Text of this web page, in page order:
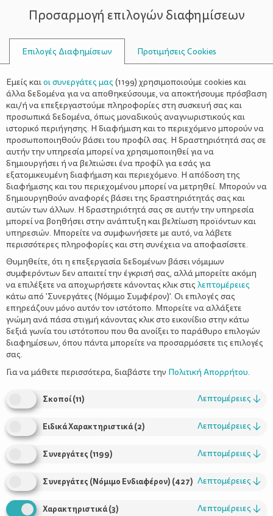
ΣΥΜΒΟΥΛΟΙ
ΨΥΧΟΛΟΓΊΑ
Γονείς πρόωρων βρεφών: Πώς
ενισχύεται ο δεσμός με το μωρό στη
Μονάδα Εντατικής Νοσηλείας;
Προσαρμογή επιλογών διαφημίσεων
Επιλογές Διαφημίσεων Προτιμήσεις Cookies
Εμείς καιοι συνεργάτες μας (1199) χρησιμοποιούμε cookies και
άλλα δεδομένα για να αποθηκεύσουμε, να αποκτήσουμε πρόσβαση
και/ή να επεξεργαστούμε πληροφορίες στη συσκευή σας και
προσωπικά δεδομένα, όπως μοναδικούς αναγνωριστικούς και
ιστορικό περιήγησης. Η διαφήμιση και το περιεχόμενο μπορούν να
προσωποποιηθούν βάσει του προφίλ σας. Η δραστηριότητά σας σε
αυτήν την υπηρεσία μπορεί να χρησιμοποιηθεί για να
δημιουργήσει ή να βελτιώσει ένα προφίλ για εσάς για
εξατομικευμένη διαφήμιση και περιεχόμενο. Η απόδοση της
διαφήμισης και του περιεχομένου μπορεί να μετρηθεί. Μπορούν να
δημιουργηθούν αναφορές βάσει της δραστηριότητάς σας και
αυτών των άλλων. Η δραστηριότητά σας σε αυτήν την υπηρεσία
μπορεί να βοηθήσει στην ανάπτυξη και βελτίωση προϊόντων και
υπηρεσιών. Μπορείτε να συμφωνήσετε με αυτό, να λάβετε
περισσότερες πληροφορίες και στη συνέχεια να αποφασίσετε.
Θυμηθείτε, ότι η επεξεργασία δεδομένων βάσει νόμιμων
συμφερόντων δεν απαιτεί την έγκρισή σας, αλλά μπορείτε ακόμη
να επιλέξετε να αποχωρήσετε κάνοντας κλικ στις λεπτομέρειες
κάτω από 'Συνεργάτες (Νόμιμο Συμφέρον)'. Οι επιλογές σας
επηρεάζουν μόνο αυτόν τον ιστότοπο. Μπορείτε να αλλάξετε
γνώμη ανά πάσα στιγμή κάνοντας κλικ στο εικονίδιο στην κάτω
δεξιά γωνία του ιστότοπου που θα ανοίξει το παράθυρο επιλογών
διαφημίσεων, όπου πάντα μπορείτε να προσαρμόσετε τις επιλογές
σας.
Για να μάθετε περισσότερα, διαβάστε την Πολιτική Απορρήτου.
Σκοποί(11) Λεπτομέρειες ↓
Ειδικά Χαρακτηριστικά(2) Λεπτομέρειες ↓
Συνεργάτες (1199) Λεπτομέρειες ↓
Συνεργάτες (Νόμιμο Ενδιαφέρον) (427) Λεπτομέρειες ↓
Χαρακτηριστικά(3) Λεπτομέρειες ↓